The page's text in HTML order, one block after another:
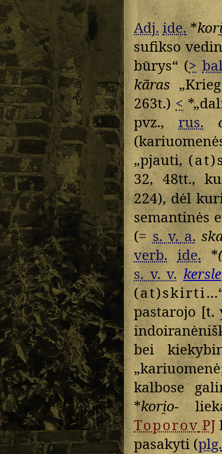
Adj.ide.*
sufikso
būrys“ (>
kãras
263t.)<
pvz.,rus.
„pjauti,
32, 48tt.,
224), dėl
semantinės
(=s. v. a.
verb. ide.*
s. v. v. kersle
(at)skirti
pastarojo [t.
bei
kalbose
*kori̯o-
ToporovPJ
pasakyti (plg.